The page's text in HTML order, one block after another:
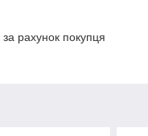
рахунок покупця